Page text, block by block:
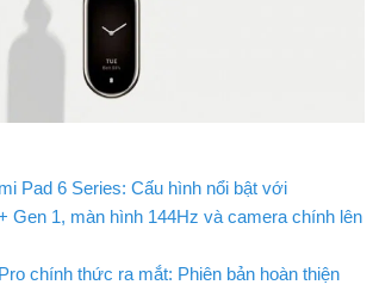
Pad 6 Series: Cấu hình nổi bật với
Gen 1, màn hình 144Hz và camera chính lên
chính thức ra mắt: Phiên bản hoàn thiện